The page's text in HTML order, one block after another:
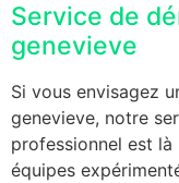
Service de
genevieve
Si vous envisagez
genevieve, notre
professionnel est
équipes